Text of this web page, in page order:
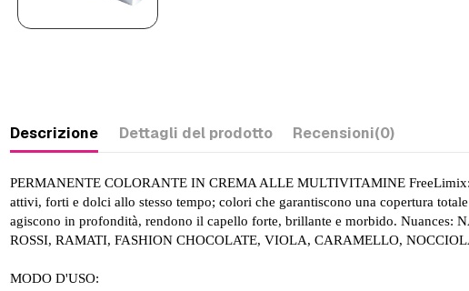
Descrizione Dettagli del prodotto Recensioni(0)
PERMANENTE COLORANTE IN CREMA ALLE MULTIVITAMINE
attivi, forti e dolci allo stesso tempo; colori che garantiscono una copertura
agiscono in profondità, rendono il capello forte, brillante e morbido.
ROSSI, RAMATI, FASHION CHOCOLATE, VIOLA, CARAMELLO,
MODO D'USO: